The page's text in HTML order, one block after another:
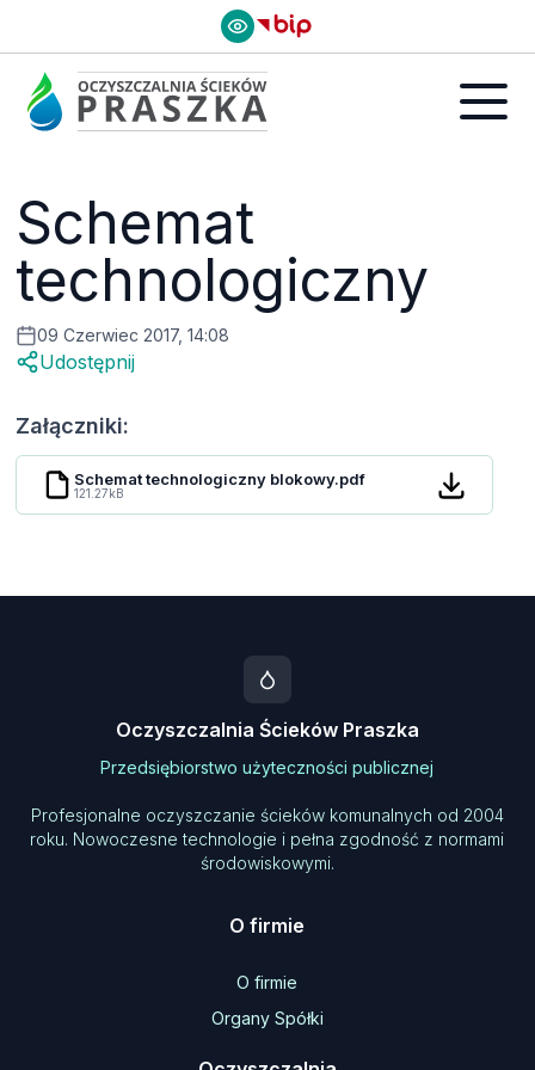
Schemat
technologiczny
09 Czerwiec 2017, 14:08
Udostępnij
Załączniki:
Schemat technologiczny blokowy.pdf
121.27kB
Oczyszczalnia Ścieków Praszka
Przedsiębiorstwo użyteczności publicznej
Profesjonalne oczyszczanie ścieków komunalnych od 2004
roku. Nowoczesne technologie i pełna zgodność z normami
środowiskowymi.
O firmie
O firmie
Organy Spółki